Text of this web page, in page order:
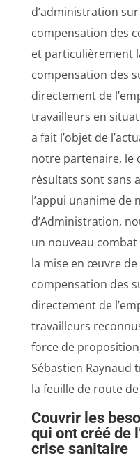
d’administration sur
compensation des
et particulièrement
compensation des
directement de
travailleurs en
a fait l’objet de
notre partenaire, le
résultats sont sans
l’appui unanime de
d’Administration,
un nouveau
la mise en œuvre
compensation des
directement de
travailleurs
force de
Sébastien Raynaud
la feuille de route
Couvrir les
qui ont créé de
crise sanitaire